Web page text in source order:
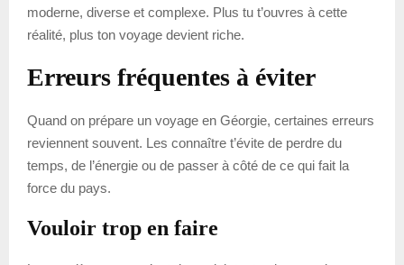
moderne, diverse et complexe. Plus tu t’ouvres à cette
réalité, plus ton voyage devient riche.
Erreurs fréquentes à éviter
Quand on prépare un voyage en Géorgie, certaines erreurs
reviennent souvent. Les connaître t’évite de perdre du
temps, de l’énergie ou de passer à côté de ce qui fait la
force du pays.
Vouloir trop en faire